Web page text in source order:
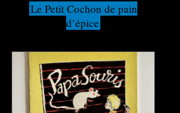
Le Petit Cochon de pain
d’épice